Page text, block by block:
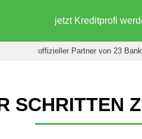
jetzt Kreditprofi
offizieller Partner von 23
SCHRITTEN